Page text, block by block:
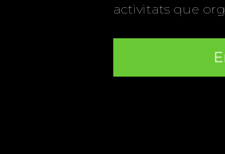
activitats que